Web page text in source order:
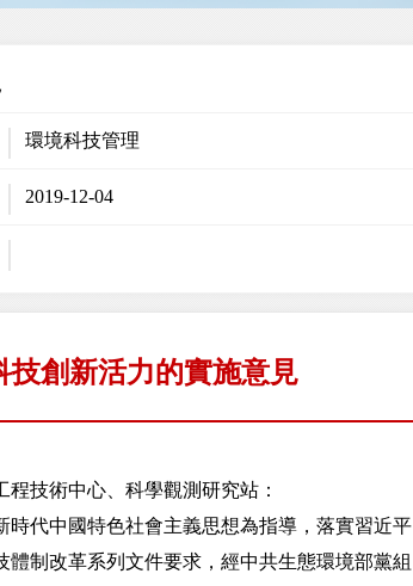
環境科技管理
2019-12-04
技創新活力的實施意見
技術中心、科學觀測研究站：
代中國特色社會主義思想為指導，落實習近平
制改革系列文件要求，經中共生態環境部黨組